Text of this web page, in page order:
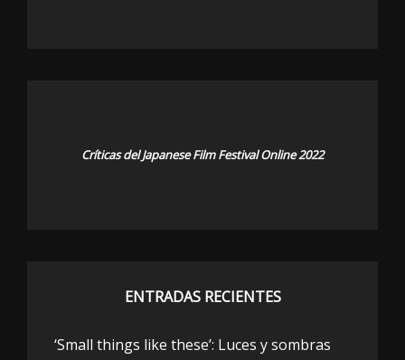
Críticas del Japanese Film Festival Online 2022
ENTRADAS RECIENTES
‘Small things like these’: Luces y sombras